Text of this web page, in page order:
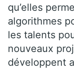
qu’elles
algorithmes
les talents
nouveaux
développent